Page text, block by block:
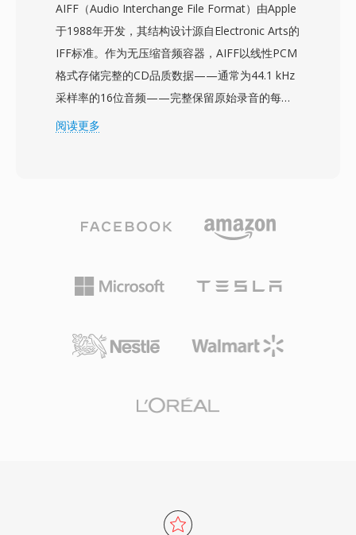
统中的广泛硬件支持，以及强大的错误隐藏能力，
可掩盖光盘或流媒体中的轻微故障。对于需要将环
绕声内容面向物理媒体或高端流媒体发布的用户，
DTS提供了从录音棚混音到客厅播放的成熟解决方
案。
AIFF（Audio Interchange File Format）由Apple
于1988年开发，其结构设计源自Electronic Arts的
IFF标准。作为无压缩音频容器，AIFF以线性PCM
格式存储完整的CD品质数据——通常为44.1 kHz
采样率的16位音频——完整保留原始录音的每一
个细节，不进行有损编码。该格式以块结构组织内
MP3或AAC不同，反复保存不会降低信号质量。
Logic Pro和GarageBand，AIFF在这些软件中作
为原生工作格式使用。该容器支持多种采样率和最
辨率工作流需求。对于优先考虑无损完整性而非存
阅读更多